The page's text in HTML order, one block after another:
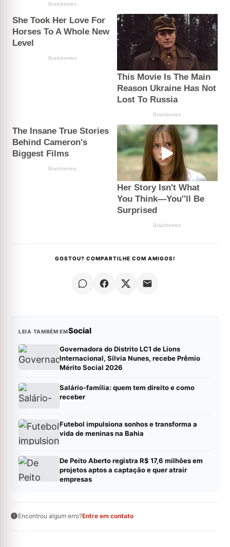
GOSTOU? COMPARTILHE COM AMIGOS!
LEIA TAMBÉM EMSocial
Governadora do Distrito LC1 de Lions
Internacional, Silvia Nunes, recebe Prêmio
Mérito Social 2026
Salário-família: quem tem direito e como
receber
Futebol impulsiona sonhos e transforma a
vida de meninas na Bahia
De Peito Aberto registra R$ 17,6 milhões em
projetos aptos a captação e quer atrair
empresas
Encontrou algum erro?Entre em contato